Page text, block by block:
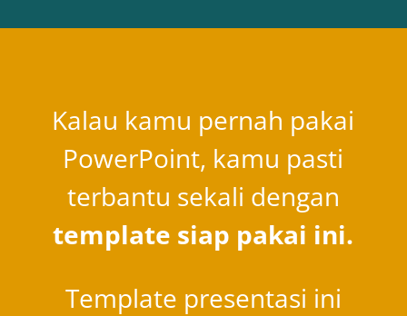
Kalau kamu pernah pakai
PowerPoint, kamu pasti
terbantu sekali dengan
template siap pakai ini.
Template presentasi ini